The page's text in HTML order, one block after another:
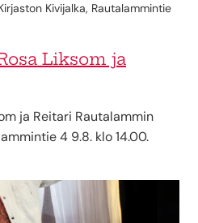
Kivijalka, Rautalammintie
Liksom ja
ja Reitari Rautalammin
4 9.8. klo 14.00.